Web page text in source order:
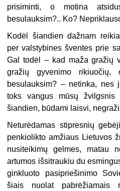
prisiminti, o motina
besulauksim?.. Ko?
Kodėl šiandien dažnam
per valstybines šventes prie
Gal todėl – kad maža gražių
gražių gyvenimo
besulauksim? – netinka,
toks vangus mūsų
šiandien, būdami laisvi,
Neturėdamas stipresnių
penkiolikto amžiaus Lietuvos
nusiteikimų gelmes,
artumos išsitraukiu du
ginkluoto pasipriešinimo
šiais nuolat pabrėžiamais